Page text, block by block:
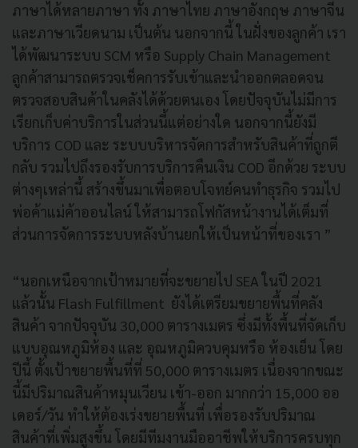
ภาษาได้หลายภาษา ทั้ง ภาษาไทย ภาษาอังกฤษ ภาษาจีน
และภาษาเวียดนาม เป็นต้น นอกจากนี้ ในฝั่งของลูกค้า เรา
ได้พัฒนาระบบ SCM หรือ Supply Chain Management
ลูกค้าสามารถตรวจเช็คการรับเข้าและนำออกตลอดจน
ตรวจสอบสินค้าในคลังได้ด้วยตนเอง โดยปัจจุบันไม่มีการ
เรียกเก็บค่าบริการในส่วนนี้แต่อย่างใด นอกจากนี้ยังมี
บริการ COD และ ระบบบริหารจัดการสำหรับสินค้าที่ถูกตี
กลับ รวมไปถึงรองรับการบริการคืนเงิน COD อีกด้วย ระบบ
ต่างๆเหล่านี้ สร้างขึ้นมาเพื่อตอบโจทย์คนทำธุรกิจ รวมไป
พ่อค้าแม่ค้าออนไลน์ ให้สามารถโฟกัสหน้างานได้เต็มที่
ส่วนการจัดการระบบหลังบ้านยกให้เป็นหน้าที่ของเรา ”
“นอกเหนือจากเป้าหมายที่จะขยายไป SEA ในปี 2021
แล้วนั้น Flash Fulfillment ยังได้เตรียมขยายพื้นที่คลัง
สินค้า จากปัจจุบัน 30,000 ตารางเมตร ซึ่งมีทั้งพื้นที่จัดเก็บ
แบบอุณหภูมิห้อง และ อุณหภูมิควบคุมหรือ ห้องเย็น โดย
ปีนี้ ตั้งเป้าขยายพื้นที่ที่ 50,000 ตารางเมตร เนื่องจากขณะ
นี้มีปริมาณสินค้าหมุนเวียน เข้า-ออก มากกว่า 15,000 ออ
เดอร์/วัน ทำให้ต้องเร่งขยายพื้นที่ เพื่อรองรับปริมาณ
สินค้าที่เพิ่มสูงขึ้น โดยมีทีมงานมืออาชีพให้บริการครบทุก